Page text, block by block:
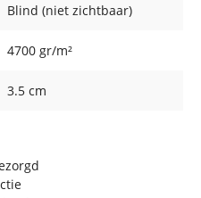
Blind (niet zichtbaar)
4700 gr/m²
3.5 cm